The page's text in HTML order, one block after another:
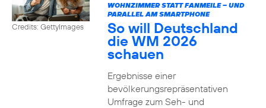
Credits: GettyImages
WOHNZIMMER STATT FANMEILE – UND
PARALLEL AM SMARTPHONE
So will Deutschland
die WM 2026
schauen
Ergebnisse einer
bevölkerungsrepräsentativen
Umfrage zum Seh- und